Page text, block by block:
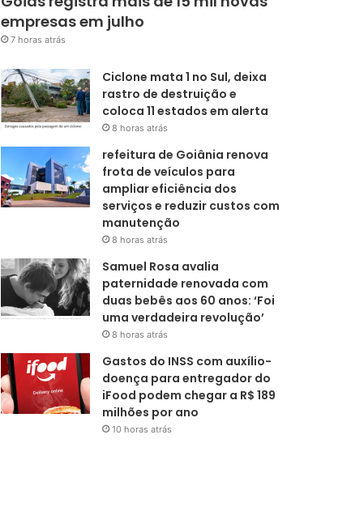
empresas em julho
7 horas atrás
Ciclone mata 1 no Sul, deixa
rastro de destruição e
coloca 11 estados em alerta
8 horas atrás
refeitura de Goiânia renova
frota de veículos para
ampliar eficiência dos
serviços e reduzir custos com
manutenção
8 horas atrás
Samuel Rosa avalia
paternidade renovada com
duas bebês aos 60 anos: ‘Foi
uma verdadeira revolução’
8 horas atrás
Gastos do INSS com auxílio-
doença para entregador do
iFood podem chegar a R$ 189
milhões por ano
10 horas atrás